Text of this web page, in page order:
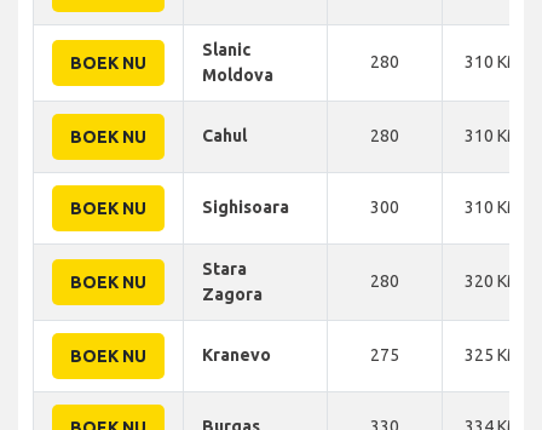
BOEK NU
Slanic
Moldova
280 310 KM
BOEK NU Cahul 280 310 KM
BOEK NU Sighisoara 300 310 KM
BOEK NU
Stara
Zagora
280 320 KM
BOEK NU Kranevo 275 325 KM
Burgas 330 334 KM